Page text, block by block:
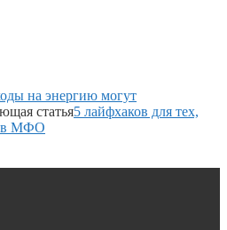
на энергию могут
статья5 лайфхаков для тех,
в МФО